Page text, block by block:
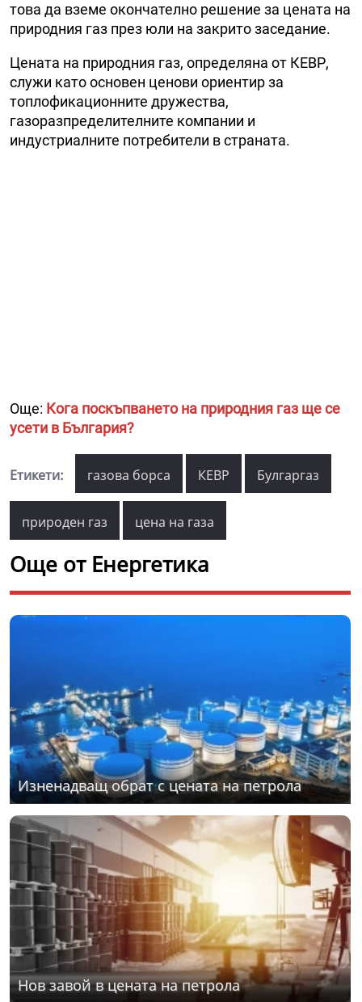
това да вземе окончателно решение за цената на
природния газ през юли на закрито заседание.
Цената на природния газ, определяна от КЕВР,
служи като основен ценови ориентир за
топлофикационните дружества,
газоразпределителните компании и
индустриалните потребители в страната.
Още: Кога поскъпването на природния газ ще се
усети в България?
Етикети: газова борса КЕВР Булгаргаз
природен газ цена на газа
Още от Енергетика
Изненадващ обрат с цената на петрола
Нов завой в цената на петрола